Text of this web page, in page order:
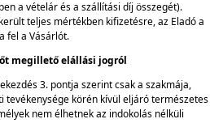
a vételár és a szállítási díj összegét).
teljes mértékben kifizetésre, az Eladó a
fel a Vásárlót.
megillető elállási jogról
3. pontja szerint csak a szakmája,
tevékenysége körén kívül eljáró természetes
nem élhetnek az indokolás nélküli